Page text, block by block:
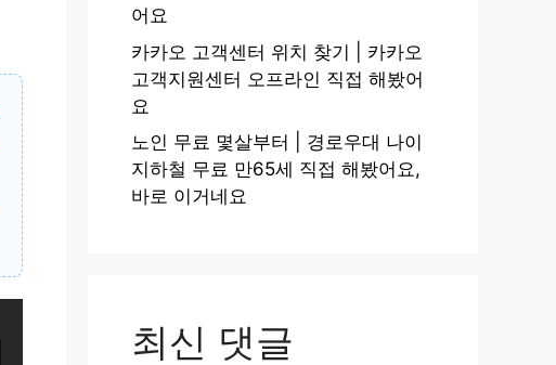
어요
카카오 고객센터 위치 찾기 | 카카오
고객지원센터 오프라인 직접 해봤어
요
노인 무료 몇살부터 | 경로우대 나이
지하철 무료 만65세 직접 해봤어요,
바로 이거네요
최신 댓글